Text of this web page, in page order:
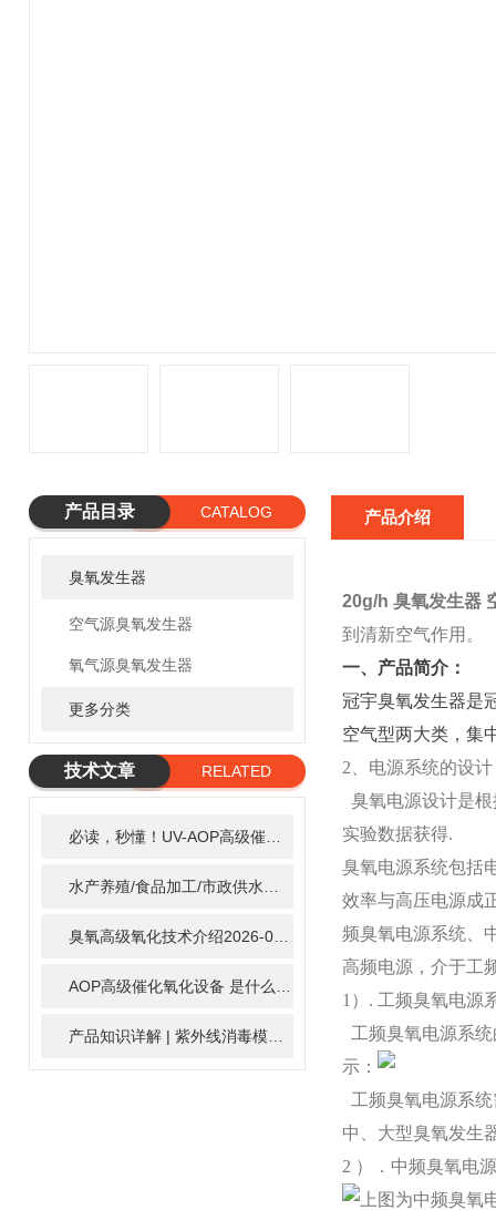
产品目录 CATALOG
臭氧发生器
空气源臭氧发生器
氧气源臭氧发生器
更多分类
技术文章
RELATED
臭氧高级氧化技术介绍2026-02-27
2024-01-16
产品介绍
20g/h 臭氧发生器
到清新空气作用。
一、产品简介：
冠宇臭氧发生器是
空气型两大类，集
2、电源系统的设计
臭氧电源设计是
实验数据获得.
臭氧电源系统包括
效率与高压电源成
频臭氧电源系统、
高频电源，介于工
1）. 工频臭氧电源
工频臭氧电源系
示：
工频臭氧电源系
中、大型臭氧发生
2 ）．中频臭氧电
上图为中频臭